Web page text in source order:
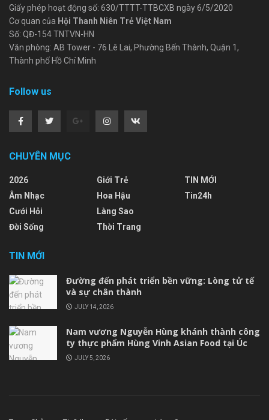
Giấy phép hoạt động số: 630/TTTT-TTBCXB ngày 6/5/2020
Cơ quan của Hội Thanh Niên Trẻ Việt Nam
Số: QĐ-154 TNTVN-HN
Văn phòng: AB Tower - 76 Lê Lai, Phường Bến Thành, Quận 1,
Thành phố Hồ Chí Minh
Follow us
CHUYÊN MỤC
2026
Âm Nhạc
Cưới Hỏi
Đời Sống
Giới Trẻ
Hoa Hậu
Làng Sao
Thời Trang
TIN MỚI
Tin24h
TIN MỚI
Đường đến phát triển bền vững: Lòng tử tế
và sự chân thành
JULY 14, 2026
Nam vương Nguyễn Hùng khánh thành công
ty thực phẩm Hùng Vinh Asian Food tại Úc
JULY 5, 2026